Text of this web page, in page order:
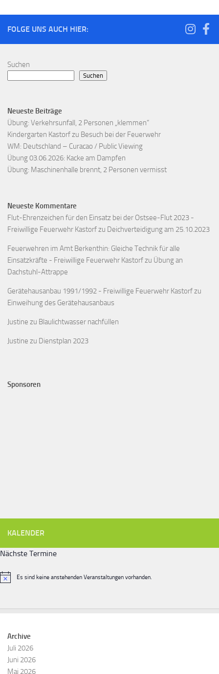
FOLGE UNS AUCH HIER:
Suchen
Suchen
Neueste Beiträge
Übung: Verkehrsunfall, 2 Personen „klemmen“
Kindergarten Kastorf zu Besuch bei der Feuerwehr
WM: Deutschland – Curacao / Public Viewing
Übung 03.06.2026: Kacke am Dampfen
Übung: Maschinenhalle brennt, 2 Personen vermisst
Neueste Kommentare
Flut-Ehrenzeichen für den Einsatz bei der Ostsee-Flut 2023 -
Freiwillige Feuerwehr Kastorfzu Deichverteidigung am 25.10.2023
Feuerwehren im Amt Berkenthin: Gleiche Technik für alle
Einsatzkräfte - Freiwillige Feuerwehr Kastorfzu Übung an
Dachstuhl-Attrappe
Gerätehausanbau 1991/1992 - Freiwillige Feuerwehr Kastorfzu
Einweihung des Gerätehausanbaus
Justine zu Blaulichtwasser nachfüllen
Justine zu Dienstplan 2023
Sponsoren
KALENDER
Nächste Termine
HinweisEs sind keine anstehenden Veranstaltungen vorhanden.
Archive
Juli 2026
Juni 2026
Mai 2026